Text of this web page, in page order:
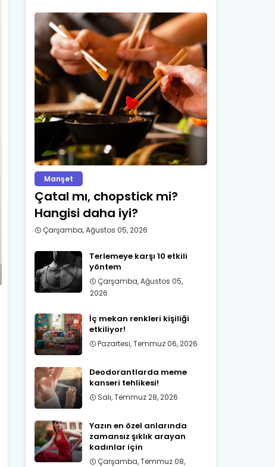
Manşet
Çatal mı, chopstick mi?
Hangisi daha iyi?
Çarşamba, Ağustos 05, 2026
Terlemeye karşı 10 etkili
yöntem
Çarşamba, Ağustos 05,
2026
İç mekan renkleri kişiliği
etkiliyor!
Pazartesi, Temmuz 06, 2026
Deodorantlarda meme
kanseri tehlikesi!
Salı, Temmuz 28, 2026
Yazın en özel anlarında
zamansız şıklık arayan
kadınlar için
Çarşamba, Temmuz 08,